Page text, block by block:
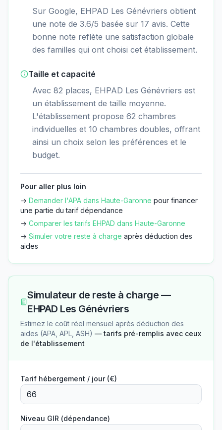
Sur Google, EHPAD Les Génévriers obtient
une note de 3.6/5 basée sur 17 avis. Cette
bonne note reflète une satisfaction globale
des familles qui ont choisi cet établissement.
Taille et capacité
Avec 82 places, EHPAD Les Génévriers est
un établissement de taille moyenne.
L'établissement propose 62 chambres
individuelles et 10 chambres doubles, offrant
ainsi un choix selon les préférences et le
budget.
Pour aller plus loin
→ Demander l'APA dans Haute-Garonne pour financer
une partie du tarif dépendance
→ Comparer les tarifs EHPAD dans Haute-Garonne
→ Simuler votre reste à charge après déduction des
aides
Simulateur de reste à charge —
EHPAD Les Génévriers
Estimez le coût réel mensuel après déduction des
aides (APA, APL, ASH) — tarifs pré-remplis avec ceux
de l'établissement
Tarif hébergement / jour (€)
Niveau GIR (dépendance)